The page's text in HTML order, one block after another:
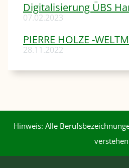
Digitalisierung ÜBS
07.02.2023
PIERRE HOLZE -
28.11.2022
Hinweis: Alle